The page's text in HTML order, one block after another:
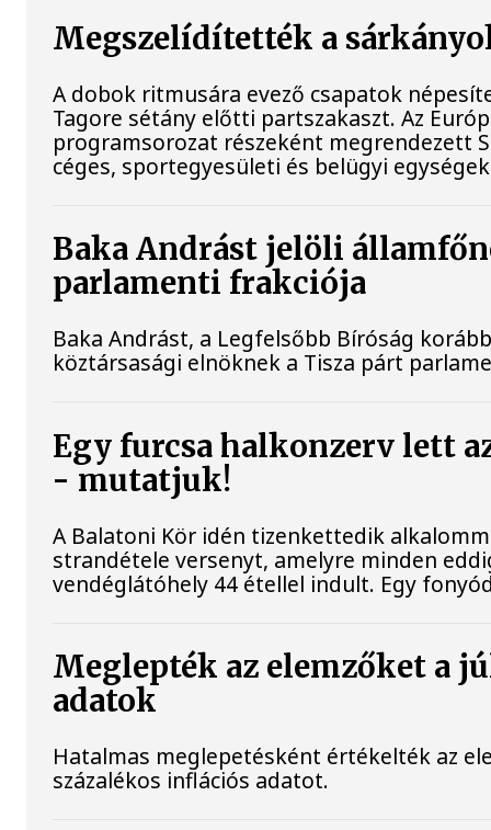
Megszelídítették a
A dobok ritmusára evező csapatok
Tagore sétány előtti partszakaszt. Az
programsorozat részeként megrendezett
céges, sportegyesületi és belügyi
Baka Andrást jelöli
parlamenti frakciója
Baka Andrást, a Legfelsőbb Bíróság
köztársasági elnöknek a Tisza párt
Egy furcsa halkonzerv lett
- mutatjuk!
A Balatoni Kör idén tizenkettedik
strandétele versenyt, amelyre minden
vendéglátóhely 44 étellel indult. Egy
Meglepték az elemzőket a
adatok
Hatalmas meglepetésként értékelték az
százalékos inflációs adatot.